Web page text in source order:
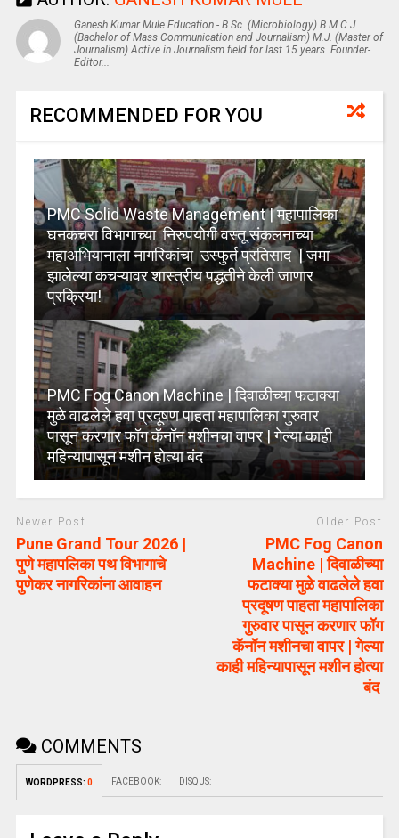
Ganesh Kumar Mule Education - B.Sc. (Microbiology) B.M.C.J
(Bachelor of Mass Communication and Journalism) M.J. (Master of
Journalism) Active in Journalism field for last 15 years. Founder-
Editor...
RECOMMENDED FOR YOU
PMC Solid Waste Management | महापालिका
घनकचरा विभागाच्या निरुपयोगी वस्तू संकलनाच्या
महाअभियानाला नागरिकांचा उस्फुर्त प्रतिसाद | जमा
झालेल्या कचऱ्यावर शास्त्रीय पद्धतीने केली जाणार
प्रक्रिया!
PMC Fog Canon Machine | दिवाळीच्या फटाक्या
मुळे वाढलेले हवा प्रदूषण पाहता महापालिका गुरुवार
पासून करणार फॉग कॅनॉन मशीनचा वापर | गेल्या काही
महिन्यापासून मशीन होत्या बंद
Newer Post
Pune Grand Tour 2026 |
पुणे महापलिका पथ विभागाचे
पुणेकर नागरिकांना आवाहन
Older Post
PMC Fog Canon
Machine | दिवाळीच्या
फटाक्या मुळे वाढलेले हवा
प्रदूषण पाहता महापालिका
गुरुवार पासून करणार फॉग
कॅनॉन मशीनचा वापर | गेल्या
काही महिन्यापासून मशीन होत्या
बंद
COMMENTS
WORDPRESS: 0 FACEBOOK: DISQUS: